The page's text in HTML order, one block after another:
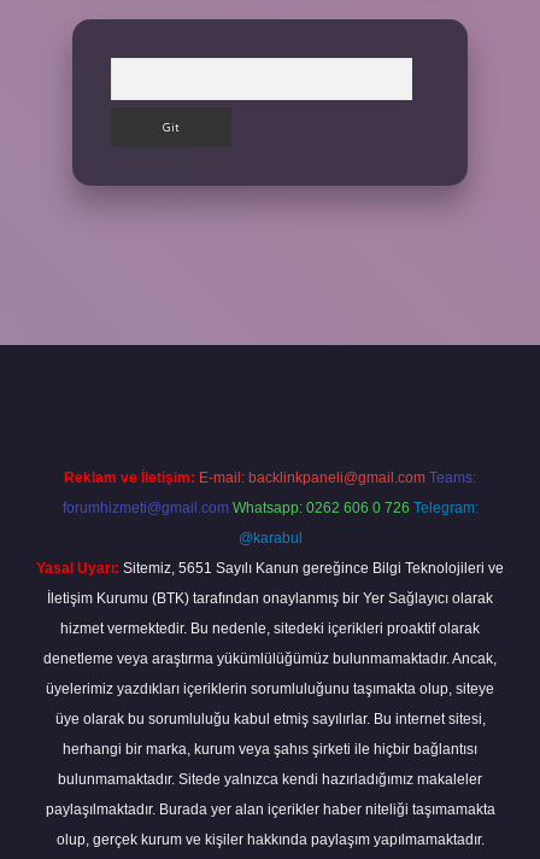
Reklam ve İletişim: E-mail: backlinkpaneli@gmail.com Teams:
forumhizmeti@gmail.com Whatsapp: 0262 606 0 726 Telegram:
@karabul
Yasal Uyarı: Sitemiz, 5651 Sayılı Kanun gereğince Bilgi Teknolojileri ve
İletişim Kurumu (BTK) tarafından onaylanmış bir Yer Sağlayıcı olarak
hizmet vermektedir. Bu nedenle, sitedeki içerikleri proaktif olarak
denetleme veya araştırma yükümlülüğümüz bulunmamaktadır. Ancak,
üyelerimiz yazdıkları içeriklerin sorumluluğunu taşımakta olup, siteye
üye olarak bu sorumluluğu kabul etmiş sayılırlar. Bu internet sitesi,
herhangi bir marka, kurum veya şahıs şirketi ile hiçbir bağlantısı
bulunmamaktadır. Sitede yalnızca kendi hazırladığımız makaleler
paylaşılmaktadır. Burada yer alan içerikler haber niteliği taşımamakta
olup, gerçek kurum ve kişiler hakkında paylaşım yapılmamaktadır.